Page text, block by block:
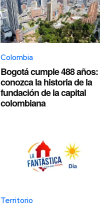
Colombia
Bogotá cumple 488 años:
conozca la historia de la
fundación de la capital
colombiana
Territorio